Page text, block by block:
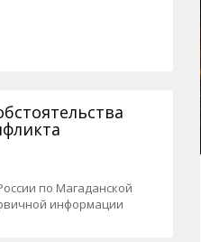
по Магаданской
информации